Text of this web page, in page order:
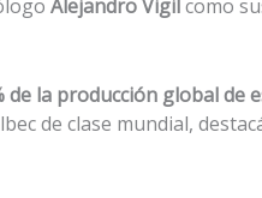
Alejandro Vigilcomo
la producción global de
de clase mundial,